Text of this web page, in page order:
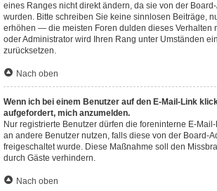
eines Ranges nicht direkt ändern, da sie von der
wurden. Bitte schreiben Sie keine sinnlosen Beiträge,
erhöhen — die meisten Foren dulden dieses Verhalten
oder Administrator wird Ihren Rang unter Umständen
zurücksetzen.
Nach oben
Wenn ich bei einem Benutzer auf den E-Mail-Link
aufgefordert, mich anzumelden.
Nur registrierte Benutzer dürfen die foreninterne E-
an andere Benutzer nutzen, falls diese von der Board-
freigeschaltet wurde. Diese Maßnahme soll den
durch Gäste verhindern.
Nach oben